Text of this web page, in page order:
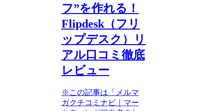
フ”を作れる！
Flipdesk（フリ
ップデスク）リ
アル口コミ徹底
レビュー
※この記事は「メルマ
ガクチコミナビ｜マー